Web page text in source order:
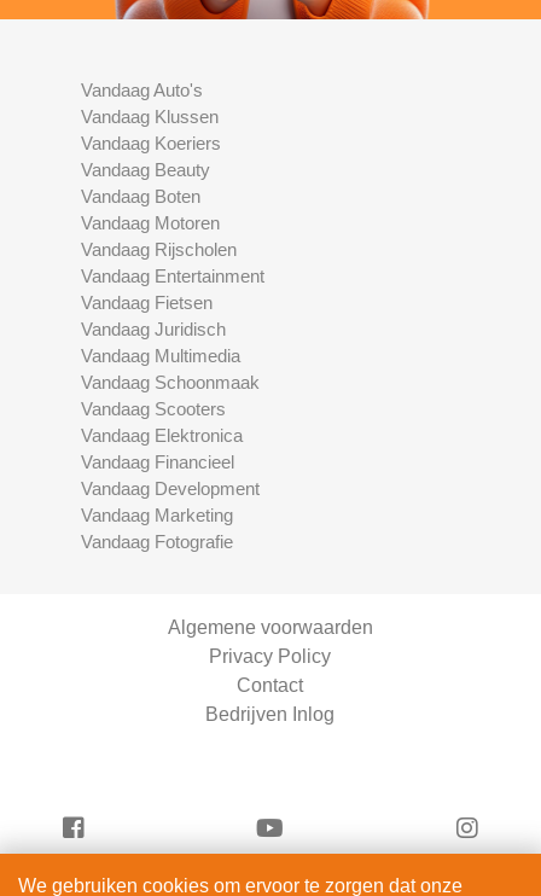
Vandaag Auto's
Vandaag Klussen
Vandaag Koeriers
Vandaag Beauty
Vandaag Boten
Vandaag Motoren
Vandaag Rijscholen
Vandaag Entertainment
Vandaag Fietsen
Vandaag Juridisch
Vandaag Multimedia
Vandaag Schoonmaak
Vandaag Scooters
Vandaag Elektronica
Vandaag Financieel
Vandaag Development
Vandaag Marketing
Vandaag Fotografie
Algemene voorwaarden
Privacy Policy
Contact
Bedrijven Inlog
We gebruiken cookies om ervoor te zorgen dat onze